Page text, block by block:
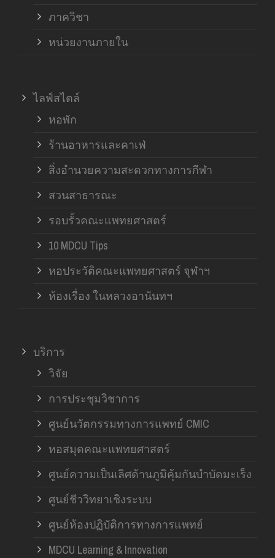
ภาควิชา
หน่วยงานภายใน
ไลฟ์สไตล์
หอพัก
ร้านอาหารและคาเฟ่
สิ่งอำนวยความสะดวกทางการกีฬา
สวนสาธารณะ
รอบรั้วคณะแพทยศาสตร์
10 MDCU Tips
หอประวัติคณะแพทยศาสตร์ จุฬาฯ
ห้องเรื่อง ในหลวงอานันทฯ
บริการ
วิจัย
การประชุมวิชาการ
ศูนย์นวัตกรรมทางการแพทย์ CMIC
หอสมุดคณะแพทยศาสตร์
ศูนย์ความเป็นเลิศด้านภูมิคุ้มกันบำบัดมะเร็ง
ศูนย์ชีววิทยาเชิงระบบ
ศูนย์ห้องปฏิบัติการทางการแพทย์
MDCU Learning & Innovation